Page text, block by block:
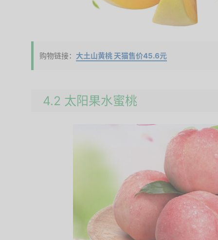
购物链接： 大土山黄桃 天猫售价45.6元
4.2 太阳果水蜜桃